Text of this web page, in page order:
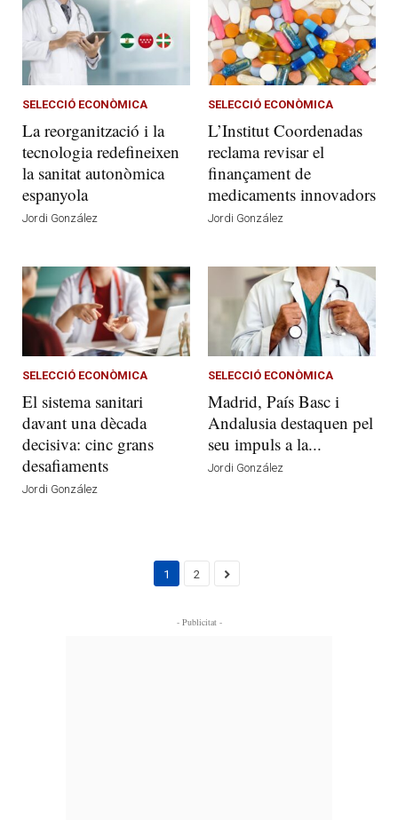
SELECCIÓ ECONÒMICA
La reorganització i la
tecnologia redefineixen
la sanitat autonòmica
espanyola
Jordi González
SELECCIÓ ECONÒMICA
L’Institut Coordenadas
reclama revisar el
finançament de
medicaments innovadors
Jordi González
SELECCIÓ ECONÒMICA
El sistema sanitari
davant una dècada
decisiva: cinc grans
desafiaments
Jordi González
SELECCIÓ ECONÒMICA
Madrid, País Basc i
Andalusia destaquen pel
seu impuls a la...
Jordi González
1 2
- Publicitat -